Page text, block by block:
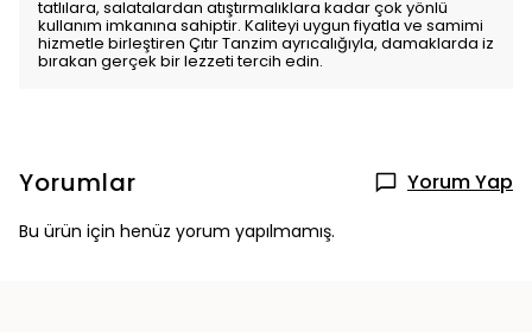
tatlılara, salatalardan atıştırmalıklara kadar çok yönlü
kullanım imkanına sahiptir. Kaliteyi uygun fiyatla ve samimi
hizmetle birleştiren Çıtır Tanzim ayrıcalığıyla, damaklarda iz
bırakan gerçek bir lezzeti tercih edin.
Yorumlar Yorum Yap
Bu ürün için henüz yorum yapılmamış.